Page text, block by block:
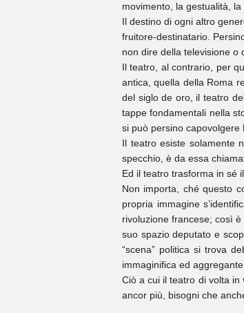
movimento, la gestualità, la
Il destino di ogni altro
fruitore-destinatario.
non dire della televisione o
Il teatro, al contrario, per
antica, quella della Roma
del siglo de oro, il teatro
tappe fondamentali nella
si può persino capovolgere
Il teatro esiste solamente
specchio, è da essa
Ed il teatro trasforma in sé
Non importa, ché questo
propria immagine
rivoluzione francese; così
suo spazio deputato e
“scena” politica si trova
immaginifica ed
Ciò a cui il teatro di volta in
ancor più, bisogni che